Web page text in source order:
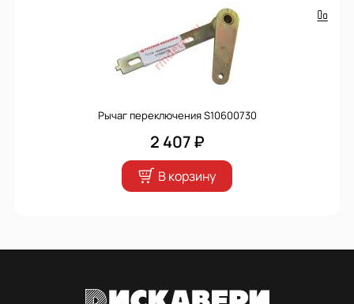
Рычаг переключения S10600730
2 407 ₽
В корзину